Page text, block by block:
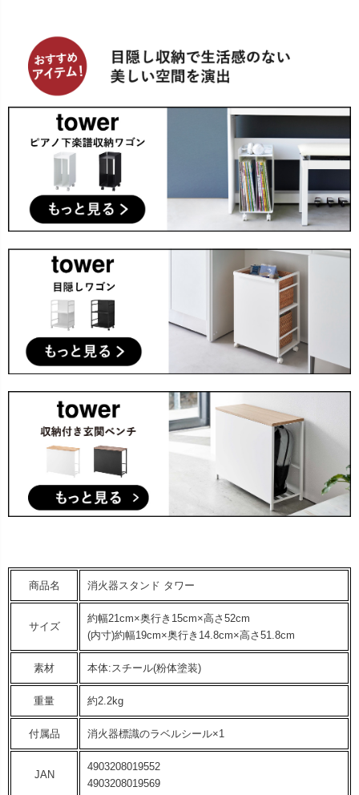
商品名 消火器スタンド タワー
サイズ
約幅21cm×奥行き15cm×高さ52cm
(内寸)約幅19cm×奥行き14.8cm×高さ51.8cm
素材 本体:スチール(粉体塗装)
重量 約2.2kg
付属品 消火器標識のラベルシール×1
JAN
4903208019552
4903208019569